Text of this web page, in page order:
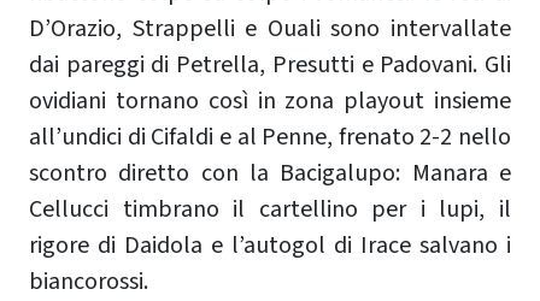
D’Orazio, Strappelli e Ouali sono intervallate
dai pareggi di Petrella, Presutti e Padovani. Gli
ovidiani tornano così in zona playout insieme
all’undici di Cifaldi e al Penne, frenato 2-2 nello
scontro diretto con la Bacigalupo: Manara e
Cellucci timbrano il cartellino per i lupi, il
rigore di Daidola e l’autogol di Irace salvano i
biancorossi.